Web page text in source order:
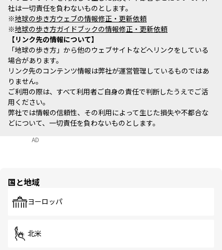
社は一切責任を負わないものとします。
※地球の歩き方ウェブの情報修正・更新依頼
※地球の歩き方ガイドブックの情報修正・更新依頼
リンク先の情報について
「地球の歩き方」から他のウェブサイトなどへリンクをしている
場合があります。
リンク先のコンテンツ情報は弊社が運営管理しているものではあ
りません。
ご利用の際は、すべて利用者ご自身の責任で判断したうえでご活
用ください。
弊社では情報の信頼性、その利用によって生じた損失や不都合な
どについて、一切責任を負わないものとします。
AD
国と地域
ヨーロッパ
北米